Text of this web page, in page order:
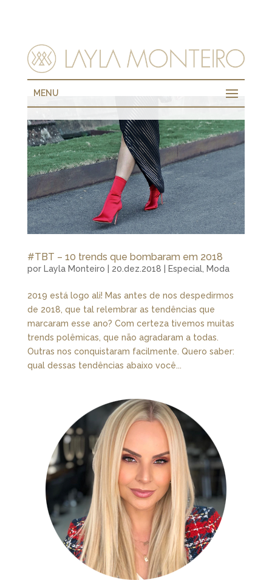
MENU
#TBT – 10 trends que bombaram em 2018
por Layla Monteiro 20.dez.2018 Especial, Moda
2019 está logo ali! Mas antes de nos despedirmos
de 2018, que tal relembrar as tendências que
marcaram esse ano? Com certeza tivemos muitas
trends polêmicas, que não agradaram a todas.
Outras nos conquistaram facilmente. Quero saber:
qual dessas tendências abaixo você...